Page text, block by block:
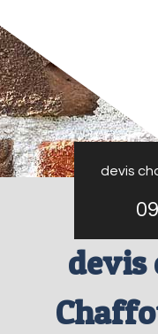
devis
devis